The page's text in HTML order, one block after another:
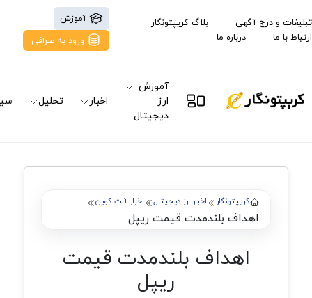
تبلیغات و درج آگهی
بلاگ کریپتونگار
ارتباط با ما
درباره ما
آموزش
ورود به صرافی
آموزش
ارز
دیجیتال
اخبار تحلیل
کریپتونگار اخبار ارز دیجیتال اخبار آلت کوین
اهداف بلندمدت قیمت ریپل
اهداف بلندمدت قیمت
ریپل